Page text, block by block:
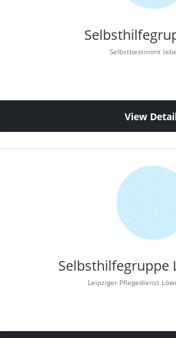
Selbstbestimmt
View
Selbsthilfegruppe
Leipziger Pflegedienst